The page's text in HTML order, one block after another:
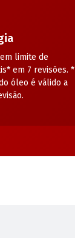
limite de
em 7 revisões. *
óleo é válido a